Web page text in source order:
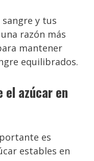
y tus
razón más
mantener
equilibrados.
el azúcar en
es
estables en